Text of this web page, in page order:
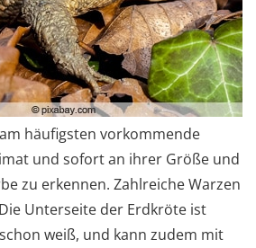
häufigsten vorkommende
und sofort an ihrer Größe und
zu erkennen. Zahlreiche Warzen
Unterseite der Erdkröte ist
weiß, und kann zudem mit